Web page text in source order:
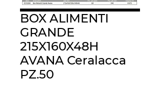
BOX ALIMENTI
GRANDE
215X160X48H
AVANA Ceralacca
PZ.50